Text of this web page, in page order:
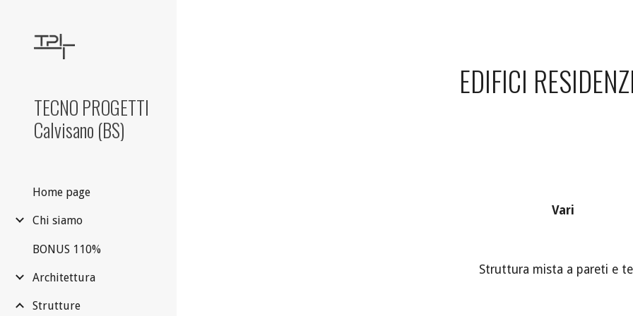
TECNO PROGETTI
Calvisano (BS)
Home page
Chi siamo
BONUS 110%
Architettura
Strutture
EDIFICI
Vari
Struttura mista a pareti e